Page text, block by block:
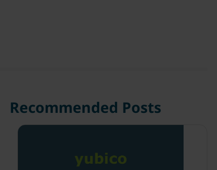
Recommended Posts